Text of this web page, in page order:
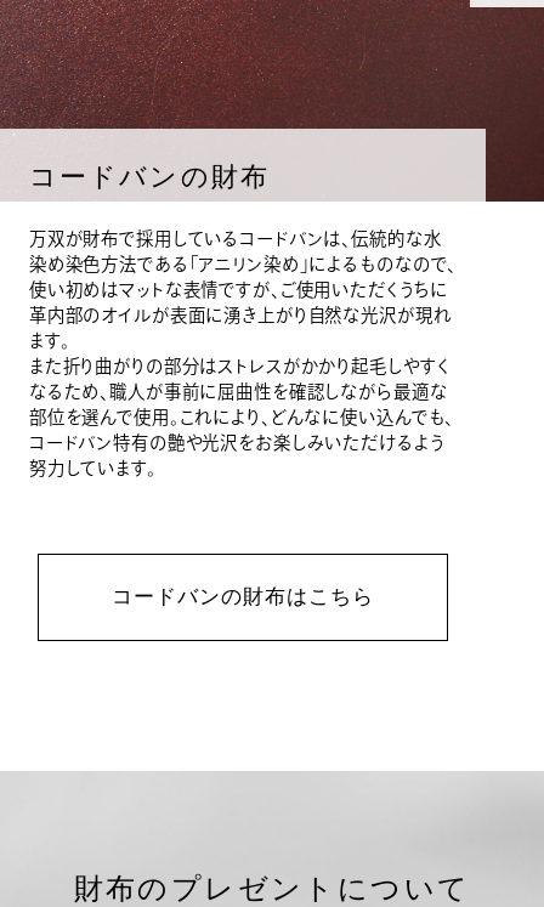
コードバンの財布
万双が財布で採用しているコードバンは、伝統的な水
染め染色方法である「アニリン染め」によるものなので、
使い初めはマットな表情ですが、ご使用いただくうちに
革内部のオイルが表面に湧き上がり自然な光沢が現れ
ます。
また折り曲がりの部分はストレスがかかり起毛しやすく
なるため、職人が事前に屈曲性を確認しながら最適な
部位を選んで使用。これにより、どんなに使い込んでも、
コードバン特有の艶や光沢をお楽しみいただけるよう
努力しています。
コードバンの財布はこちら
財布のプレゼントについて